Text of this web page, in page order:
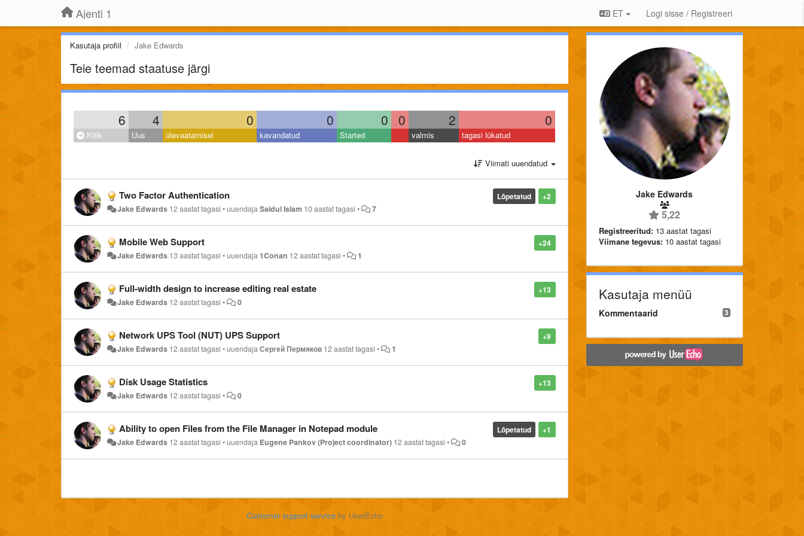
Ajenti 1 ET Logi sisse / Registreeri
Kasutaja profiil Jake Edwards
Teie teemad staatuse järgi
6 4 0 0 0 0 2 0
Kõik Uus ülevaatamisel kavandatud Started valmis tagasi lükatud
Viimati uuendatud
+2
Lõpetatud
Two Factor Authentication
Jake Edwards 12 aastat tagasi •uuendajaSaidul Islam 10 aastat tagasi • 7
+24
Mobile Web Support
Jake Edwards 13 aastat tagasi •uuendaja 1Conan 12 aastat tagasi • 1
+13
Full-width design to increase editing real estate
Jake Edwards 12 aastat tagasi • 0
+9
Network UPS Tool (NUT) UPS Support
Jake Edwards 12 aastat tagasi •uuendajaСергей Пермяков 12 aastat tagasi • 1
+13
Disk Usage Statistics
Jake Edwards 12 aastat tagasi • 0
+1
Lõpetatud
Ability to open Files from the File Manager in Notepad module
Jake Edwards 12 aastat tagasi •uuendaja Eugene Pankov (Project coordinator) 12 aastat tagasi • 0
Customer support serviceby UserEcho
Jake Edwards
5,22
Registreeritud: 13 aastat tagasi
Viimane tegevus: 10 aastat tagasi
Kasutaja menüü
3
Kommentaarid